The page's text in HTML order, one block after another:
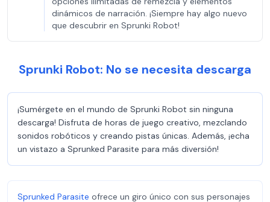
dinámicos de narración. ¡Siempre hay algo nuevo
que descubrir en Sprunki Robot!
Sprunki Robot: No se necesita descarga
¡Sumérgete en el mundo de Sprunki Robot sin ninguna
descarga! Disfruta de horas de juego creativo, mezclando
sonidos robóticos y creando pistas únicas. Además, ¡echa
un vistazo a Sprunked Parasite para más diversión!
Sprunked Parasite ofrece un giro único con sus personajes